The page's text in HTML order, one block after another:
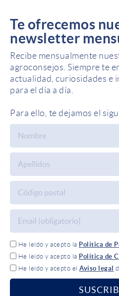
Te ofrecemos
newsletter
Recibe mensualmente
agroconsejos. Siempre te
actualidad, curiosidades e
para el día a día.
Para ello, te dejamos el
He leído y acepto la Política de
He leído y acepto la Política de
He leído y acepto el Aviso legal